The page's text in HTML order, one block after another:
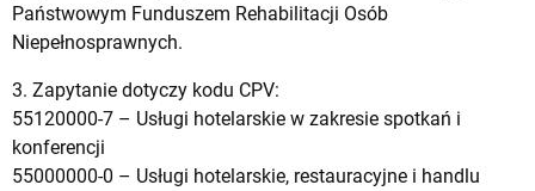
Państwowym Funduszem Rehabilitacji Osób
Niepełnosprawnych.
3. Zapytanie dotyczy kodu CPV:
55120000-7 – Usługi hotelarskie w zakresie spotkań i
konferencji
55000000-0 – Usługi hotelarskie, restauracyjne i handlu